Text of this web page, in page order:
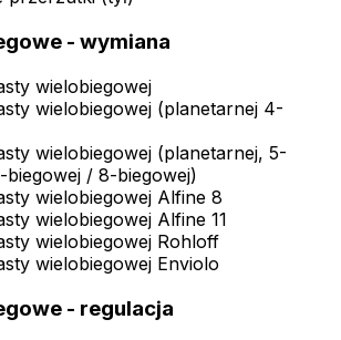
- wymiana
wielobiegowej
wielobiegowej (planetarnej 4-
wielobiegowej (planetarnej, 5-
biegowej / 8-biegowej)
wielobiegowej Alfine 8
wielobiegowej Alfine 11
wielobiegowej Rohloff
wielobiegowej Enviolo
- regulacja